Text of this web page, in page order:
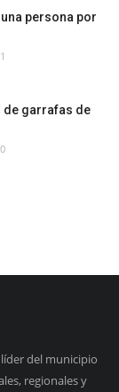
persona por
de garrafas de
del municipio
regionales y